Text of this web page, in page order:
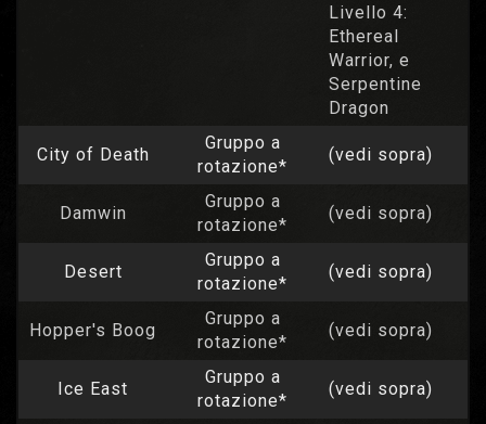
Livello 4:
Ethereal
Warrior, e
Serpentine
Dragon
City of Death
Gruppo a
rotazione*
(vedi sopra)
Damwin
Gruppo a
rotazione*
(vedi sopra)
Desert
Gruppo a
rotazione*
(vedi sopra)
Hopper's Boog
Gruppo a
rotazione*
(vedi sopra)
Ice East
Gruppo a
rotazione*
(vedi sopra)